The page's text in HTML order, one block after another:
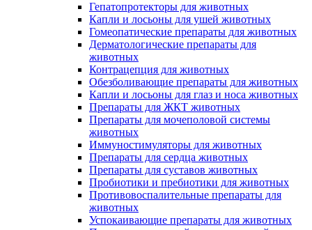
Гепатопротекторы для животных
Капли и лосьоны для ушей животных
Гомеопатические препараты для животных
Дерматологические препараты для
животных
Контрацепция для животных
Обезболивающие препараты для животных
Капли и лосьоны для глаз и носа животных
Препараты для ЖКТ животных
Препараты для мочеполовой системы
животных
Иммуностимуляторы для животных
Препараты для сердца животных
Препараты для суставов животных
Пробиотики и пребиотики для животных
Противовоспалительные препараты для
животных
Успокаивающие препараты для животных